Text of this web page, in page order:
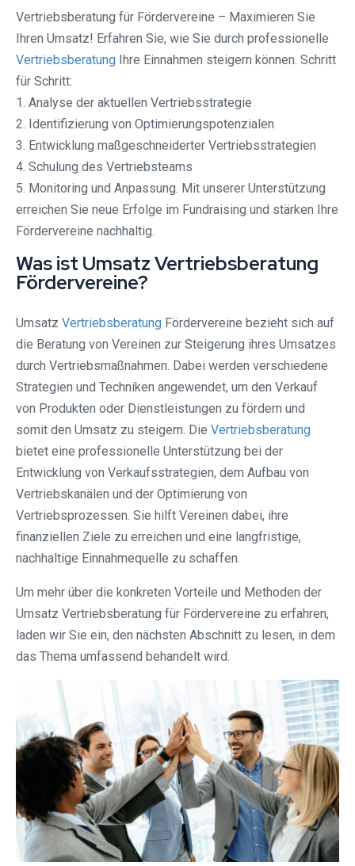
Vertriebsberatung für Fördervereine – Maximieren Sie
Ihren Umsatz! Erfahren Sie, wie Sie durch professionelle
Vertriebsberatung Ihre Einnahmen steigern können. Schritt
für Schritt:
1. Analyse der aktuellen Vertriebsstrategie
2. Identifizierung von Optimierungspotenzialen
3. Entwicklung maßgeschneiderter Vertriebsstrategien
4. Schulung des Vertriebsteams
5. Monitoring und Anpassung. Mit unserer Unterstützung
erreichen Sie neue Erfolge im Fundraising und stärken Ihre
Fördervereine nachhaltig.
Was ist Umsatz Vertriebsberatung
Fördervereine?
Umsatz Vertriebsberatung Fördervereine bezieht sich auf
die Beratung von Vereinen zur Steigerung ihres Umsatzes
durch Vertriebsmaßnahmen. Dabei werden verschiedene
Strategien und Techniken angewendet, um den Verkauf
von Produkten oder Dienstleistungen zu fördern und
somit den Umsatz zu steigern. Die Vertriebsberatung
bietet eine professionelle Unterstützung bei der
Entwicklung von Verkaufsstrategien, dem Aufbau von
Vertriebskanälen und der Optimierung von
Vertriebsprozessen. Sie hilft Vereinen dabei, ihre
finanziellen Ziele zu erreichen und eine langfristige,
nachhaltige Einnahmequelle zu schaffen.
Um mehr über die konkreten Vorteile und Methoden der
Umsatz Vertriebsberatung für Fördervereine zu erfahren,
laden wir Sie ein, den nächsten Abschnitt zu lesen, in dem
das Thema umfassend behandelt wird.